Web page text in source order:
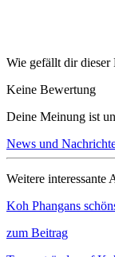
Wie gefällt dir dieser
Keine Bewertung
Deine Meinung ist
News und
Weitere interessante
Koh Phangans
zum Beitrag